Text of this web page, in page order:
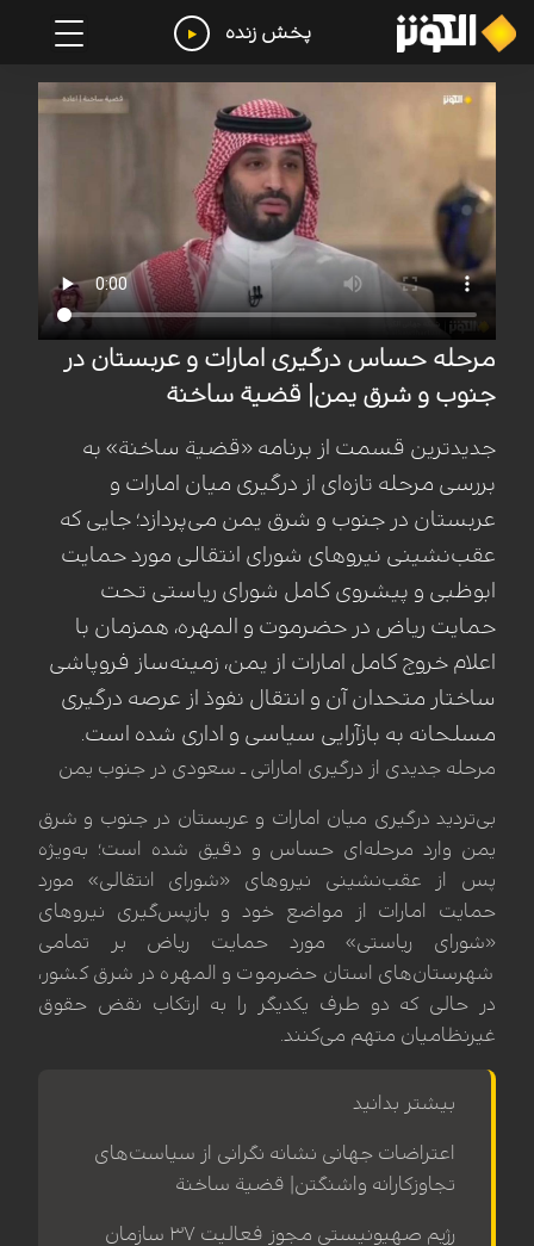
پخش زنده
مرحله حساس درگیری امارات و عربستان در
جنوب و شرق یمن| قضیة ساخنة
جدیدترین قسمت از برنامه «قضیة ساخنة» به
بررسی مرحله تازه‌ای از درگیری میان امارات و
عربستان در جنوب و شرق یمن می‌پردازد؛ جایی که
عقب‌نشینی نیروهای شورای انتقالی مورد حمایت
ابوظبی و پیشروی کامل شورای ریاستی تحت
حمایت ریاض در حضرموت و المهره، همزمان با
اعلام خروج کامل امارات از یمن، زمینه‌ساز فروپاشی
ساختار متحدان آن و انتقال نفوذ از عرصه درگیری
مسلحانه به بازآرایی سیاسی و اداری شده است.
مرحله جدیدی از درگیری اماراتی ـ سعودی در جنوب یمن
بی‌تردید درگیری میان امارات و عربستان در جنوب و شرق
یمن وارد مرحله‌ای حساس و دقیق شده است؛ به‌ویژه
پس از عقب‌نشینی نیروهای «شورای انتقالی» مورد
حمایت امارات از مواضع خود و بازپس‌گیری نیروهای
«شورای ریاستی» مورد حمایت ریاض بر تمامی
شهرستان‌های استان حضرموت و المهره در شرق کشور،
در حالی که دو طرف یکدیگر را به ارتکاب نقض حقوق
غیرنظامیان متهم می‌کنند.
بیشتر بدانید
اعتراضات جهانی نشانه نگرانی از سیاست‌های
تجاوزکارانه واشنگتن| قضیة ساخنة
رژیم صهیونیستی مجوز فعالیت ۳۷ سازمان